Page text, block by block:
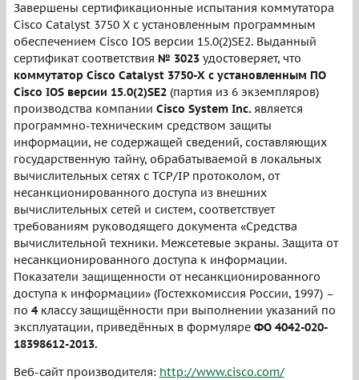
Завершены сертификационные испытания коммутатора
Cisco Catalyst 3750 Х с установленным программным
обеспечением Cisco IOS версии 15.0(2)SE2. Выданный
сертификат соответствия № 3023удостоверяет, что
коммутатор Cisco Catalyst 3750-Х с установленным ПО
Cisco IOS версии 15.0(2)SE2(партия из 6 экземпляров)
производства компании Cisco System Inc. является
программно-техническим средством защиты
информации, не содержащей сведений, составляющих
государственную тайну, обрабатываемой в локальных
вычислительных сетях с TCP/IP протоколом, от
несанкционированного доступа из внешних
вычислительных сетей и систем, соответствует
требованиям руководящего документа «Средства
вычислительной техники. Межсетевые экраны. Защита от
несанкционированного доступа к информации.
Показатели защищенности от несанкционированного
доступа к информации» (Гостехкомиссия России, 1997) –
по 4 классу защищённости при выполнении указаний по
эксплуатации, приведённых в формуляре ФО 4042-020-
18398612-2013.
Веб-сайт производителя: http://www.cisco.com/